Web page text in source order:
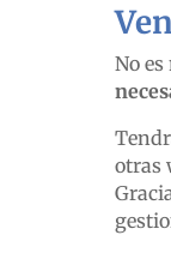
No
otras